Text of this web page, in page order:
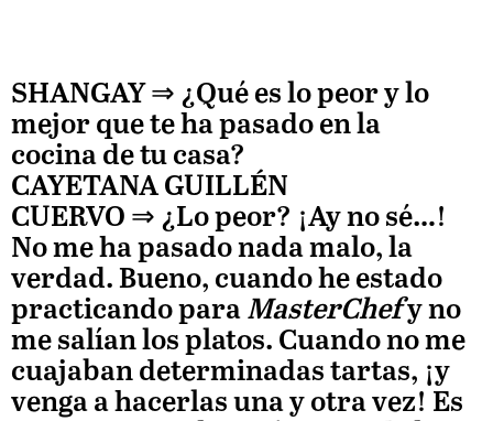
SHANGAY ⇒ ¿Qué es lo peor y lo
mejor que te ha pasado en la
cocina de tu casa?
CAYETANA GUILLÉN
CUERVO ⇒ ¿Lo peor? ¡Ay no sé…!
No me ha pasado nada malo, la
verdad. Bueno, cuando he estado
practicando para MasterChefy no
me salían los platos. Cuando no me
cuajaban determinadas tartas, ¡y
venga a hacerlas una y otra vez! Es